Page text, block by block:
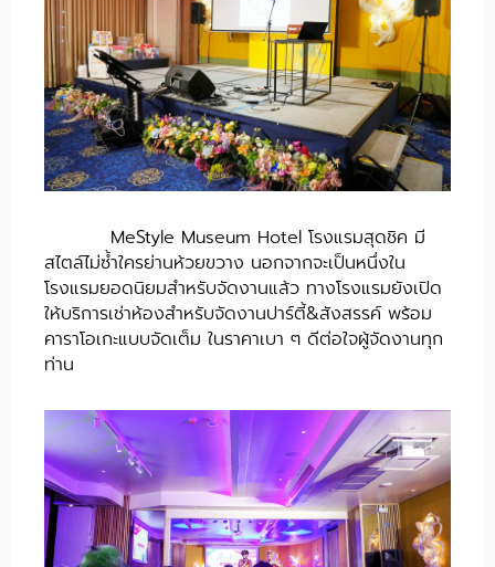
MeStyle Museum Hotel โรงแรมสุดชิค มี
สไตล์ไม่ซ้ำใครย่านห้วยขวาง นอกจากจะเป็นหนึ่งใน
โรงแรมยอดนิยมสำหรับจัดงานแล้ว ทางโรงแรมยังเปิด
ให้บริการเช่าห้องสำหรับจัดงานปาร์ตี้&สังสรรค์ พร้อม
คาราโอเกะแบบจัดเต็ม ในราคาเบา ๆ ดีต่อใจผู้จัดงานทุก
ท่าน